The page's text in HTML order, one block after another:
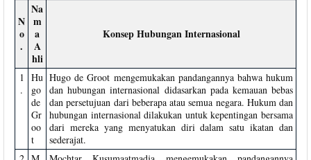
N
o
.
Na
m
a
A
hli
Konsep Hubungan Internasional
1
.
Hu
go
de
Gr
oo
t
Hugo de Groot mengemukakan pandangannya bahwa hukum
dan hubungan internasional didasarkan pada kemauan bebas
dan persetujuan dari beberapa atau semua negara. Hukum dan
hubungan internasional dilakukan untuk kepentingan bersama
dari mereka yang menyatukan diri dalam satu ikatan dan
sederajat.